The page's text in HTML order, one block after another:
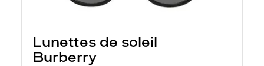
Lunettes de soleil
Burberry